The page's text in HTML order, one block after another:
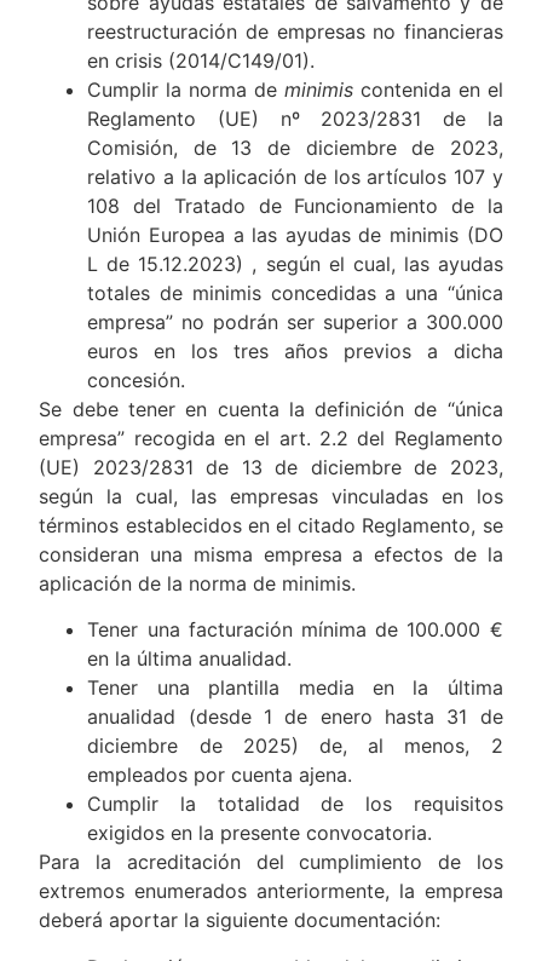
reestructuración de empresas no financieras
en crisis (2014/C149/01).
Cumplir la norma de minimis contenida en el
Reglamento (UE) nº 2023/2831 de la
Comisión, de 13 de diciembre de 2023,
relativo a la aplicación de los artículos 107 y
108 del Tratado de Funcionamiento de la
Unión Europea a las ayudas de minimis (DO
L de 15.12.2023) , según el cual, las ayudas
totales de minimis concedidas a una “única
empresa” no podrán ser superior a 300.000
euros en los tres años previos a dicha
concesión.
Se debe tener en cuenta la definición de “única
empresa” recogida en el art. 2.2 del Reglamento
(UE) 2023/2831 de 13 de diciembre de 2023,
según la cual, las empresas vinculadas en los
términos establecidos en el citado Reglamento, se
consideran una misma empresa a efectos de la
aplicación de la norma de minimis.
Tener una facturación mínima de 100.000 €
en la última anualidad.
Tener una plantilla media en la última
anualidad (desde 1 de enero hasta 31 de
diciembre de 2025) de, al menos, 2
empleados por cuenta ajena.
Cumplir la totalidad de los requisitos
exigidos en la presente convocatoria.
Para la acreditación del cumplimiento de los
extremos enumerados anteriormente, la empresa
deberá aportar la siguiente documentación: